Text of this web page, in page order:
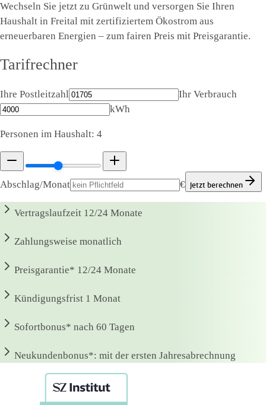
Wechseln Sie jetzt zu Grünwelt und versorgen Sie Ihren
Haushalt in Freital mit zertifiziertem Ökostrom aus
erneuerbaren Energien – zum fairen Preis mit Preisgarantie.
Tarifrechner
Ihre Postleitzahl
Ihr Verbrauch
kWh
Personen im Haushalt: 4
Abschlag/Monat € Jetzt berechnen
Vertragslaufzeit 12/24 Monate
Zahlungsweise monatlich
Preisgarantie* 12/24 Monate
Kündigungsfrist 1 Monat
Sofortbonus* nach 60 Tagen
Neukundenbonus*: mit der ersten Jahresabrechnung